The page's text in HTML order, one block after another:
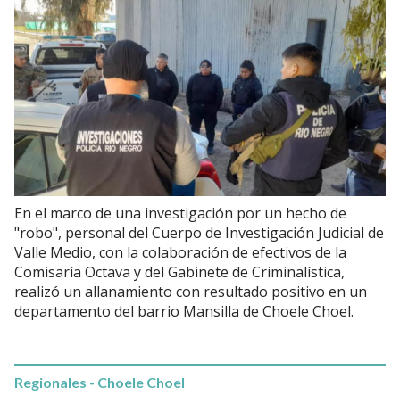
En el marco de una investigación por un hecho de
"robo", personal del Cuerpo de Investigación Judicial de
Valle Medio, con la colaboración de efectivos de la
Comisaría Octava y del Gabinete de Criminalística,
realizó un allanamiento con resultado positivo en un
departamento del barrio Mansilla de Choele Choel.
Regionales - Choele Choel